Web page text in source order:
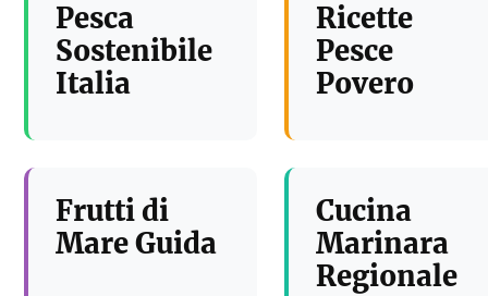
Pesca
Sostenibile
Italia
Ricette
Pesce
Povero
Frutti di
Mare Guida
Cucina
Marinara
Regionale